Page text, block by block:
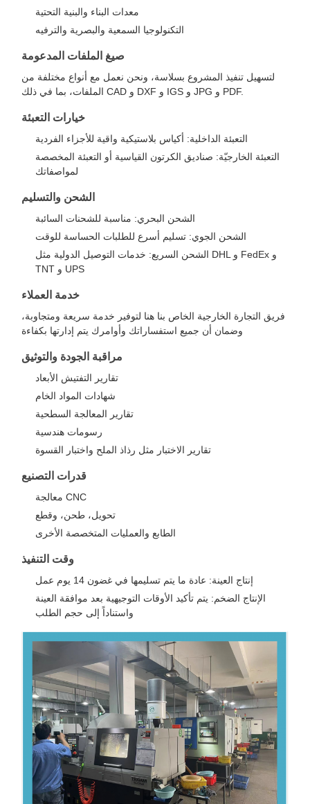
معدات البناء والبنية التحتية
التكنولوجيا السمعية والبصرية والترفيه
صيغ الملفات المدعومة
لتسهيل تنفيذ المشروع بسلاسة، ونحن نعمل مع أنواع مختلفة من
الملفات، بما في ذلك CAD و DXF و IGS و JPG و PDF.
خيارات التعبئة
التعبئة الداخلية: أكياس بلاستيكية واقية للأجزاء الفردية
التعبئة الخارجيّة: صناديق الكرتون القياسية أو التعبئة المخصصة
لمواصفاتك
الشحن والتسليم
الشحن البحري: مناسبة للشحنات السائبة
الشحن الجوي: تسليم أسرع للطلبات الحساسة للوقت
الشحن السريع: خدمات التوصيل الدولية مثل DHL و FedEx و
TNT و UPS
خدمة العملاء
فريق التجارة الخارجية الخاص بنا هنا لتوفير خدمة سريعة ومتجاوبة،
وضمان أن جميع استفساراتك وأوامرك يتم إدارتها بكفاءة
مراقبة الجودة والتوثيق
تقارير التفتيش الأبعاد
شهادات المواد الخام
تقارير المعالجة السطحية
رسومات هندسية
تقارير الاختبار مثل رذاذ الملح واختبار القسوة
قدرات التصنيع
معالجة CNC
تحويل، طحن، وقطع
الطابع والعمليات المتخصصة الأخرى
وقت التنفيذ
إنتاج العينة: عادة ما يتم تسليمها في غضون 14 يوم عمل
الإنتاج الضخم: يتم تأكيد الأوقات التوجيهية بعد موافقة العينة
واستناداً إلى حجم الطلب